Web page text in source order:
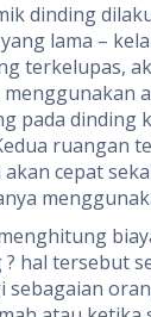
dinding
lama –
terkelupas,
pada dinding
ruangan
cepat
hal tersebut
sebagaian